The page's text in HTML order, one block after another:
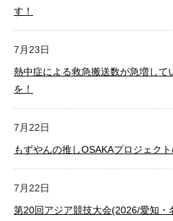
す！
7月23日
熱中症による救急搬送数が急増して
を！
7月22日
もずやんの推しOSAKAプロジェク
7月22日
第20回アジア競技大会(2026/愛知・